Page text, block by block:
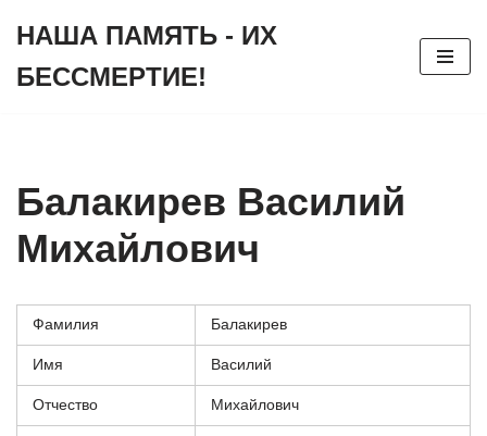
к
НАША ПАМЯТЬ - ИХ
БЕССМЕРТИЕ!
Балакирев Василий
Михайлович
Фамилия Балакирев
Имя Василий
Отчество Михайлович